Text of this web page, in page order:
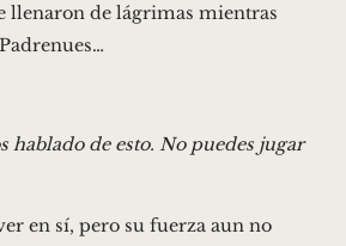
llenaron de lágrimas mientras
hablado de esto. No puedes jugar
en sí, pero su fuerza aun no